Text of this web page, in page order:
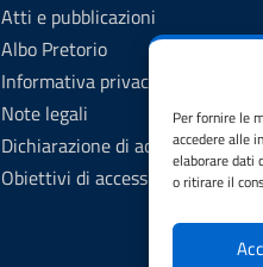
Per fornire le
accedere alle
elaborare dati
o ritirare il
Atti e pubblicazioni
Albo Pretorio
Informativa privacy
Note legali
Dichiarazione di accessibilità
Obiettivi di accessibilità 2025